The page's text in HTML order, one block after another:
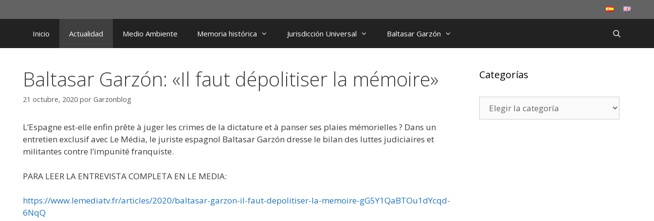
al
contenidoInicio Actualidad Medio Ambiente Memoria histórica Jurisdicción Universal Baltasar Garzón
Baltasar Garzón: «Il faut dépolitiser la mémoire»
21 octubre, 2020 por Garzonblog
L’Espagne est-elle enfin prête à juger les crimes de la dictature et à panser ses plaies mémorielles ? Dans un
entretien exclusif avec Le Média, le juriste espagnol Baltasar Garzón dresse le bilan des luttes judiciaires et
militantes contre l’impunité franquiste.
PARA LEER LA ENTREVISTA COMPLETA EN LE MEDIA:
https://www.lemediatv.fr/articles/2020/baltasar-garzon-il-faut-depolitiser-la-memoire-gG5Y1QaBTOu1dYcqd-
6NqQ
Categorías